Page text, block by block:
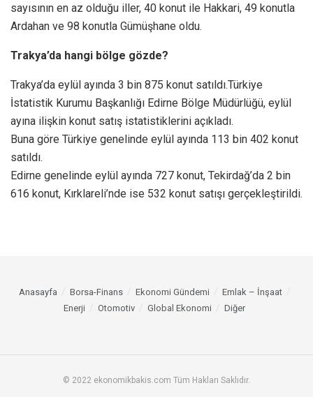
sayısının en az olduğu iller, 40 konut ile Hakkari, 49 konutla
Ardahan ve 98 konutla Gümüşhane oldu.
Trakya’da hangi bölge gözde?
Trakya’da eylül ayında 3 bin 875 konut satıldı.Türkiye
İstatistik Kurumu Başkanlığı Edirne Bölge Müdürlüğü, eylül
ayına ilişkin konut satış istatistiklerini açıkladı.
Buna göre Türkiye genelinde eylül ayında 113 bin 402 konut
satıldı.
Edirne genelinde eylül ayında 727 konut, Tekirdağ’da 2 bin
616 konut, Kırklareli’nde ise 532 konut satışı gerçekleştirildi.
Anasayfa Borsa-Finans Ekonomi Gündemi
Emlak – İnşaat
Enerji
Otomotiv Global Ekonomi Diğer
© 2022 ekonomikbakis.com Tüm Hakları Saklıdır.